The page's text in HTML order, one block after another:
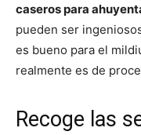
caseros para
pueden ser
es bueno para el
realmente es de
Recoge las